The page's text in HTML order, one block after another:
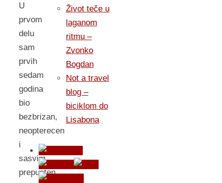
U
prvom
delu
sam
prvih
sedam
godina
bio
bezbrizan,
neopterecen
i
sasvim
prepusten
Život teče u
laganom
ritmu –
Zvonko
Bogdan
Not a travel
blog –
biciklom do
Lisabona